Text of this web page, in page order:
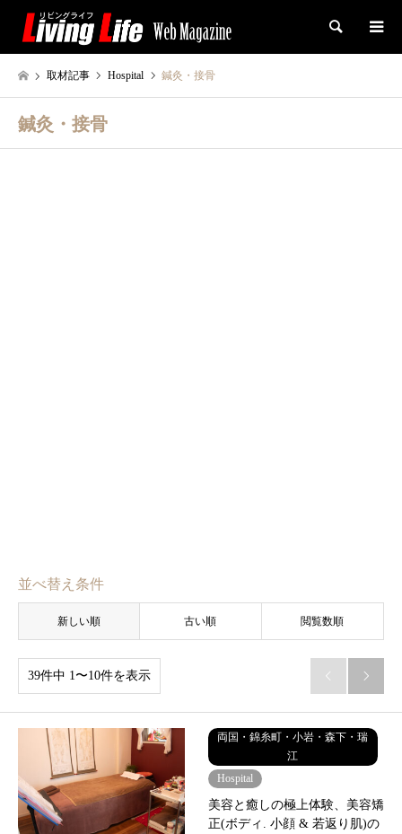
検索
取材記事 Hospital 鍼灸・接骨
鍼灸・接骨
並べ替え条件
新しい順 古い順 閲覧数順
39件中 1〜10件を表示  
両国・錦糸町・小岩・森下・瑞
江
Hospital
美容と癒しの極上体験、美容矯
正(ボディ. 小顔 & 若返り肌)の